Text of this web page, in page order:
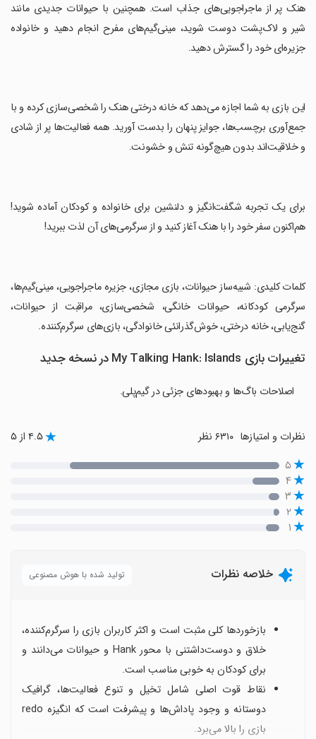
هنک پر از ماجراجویی‌های جذاب است. همچنین با حیوانات جدیدی مانند
شیر و لاک‌پشت دوست شوید، مینی‌گیم‌های مفرح انجام دهید و خانواده
جزیره‌ای خود را گسترش دهید.
‏این بازی به شما اجازه می‌دهد که خانه درختی هنک را شخصی‌سازی کرده و با
جمع‌آوری برچسب‌ها، جوایز پنهان را بدست آورید. همه فعالیت‌ها پر از شادی
و خلاقیت‌اند بدون هیچ‌گونه تنش و خشونت.
‏برای یک تجربه شگفت‌انگیز و دلنشین برای خانواده و کودکان آماده شوید!
هم‌اکنون سفر خود را با هنک آغاز کنید و از سرگرمی‌های آن لذت ببرید!
‏کلمات کلیدی: شبیه‌ساز حیوانات، بازی مجازی، جزیره ماجراجویی، مینی‌گیم‌ها،
سرگرمی کودکانه، حیوانات خانگی، شخصی‌سازی، مراقبت از حیوانات،
گنج‌یابی، خانه درختی، خوش‌گذرانئی خانوادگی، بازی‌های سرگرم‌کننده.
تغییرات بازی My Talking Hank: Islands در نسخه جدید
اصلاحات باگ‌ها و بهبودهای جزئی در گیم‌پلی.
نظرات و امتیازها ۴.۵ از ۵
۵
۴
۳
۲
۱
خلاصه نظرات تولید شده با هوش مصنوعی
بازخوردها کلی مثبت است و اکثر کاربران بازی را سرگرم‌کننده،
خلاق و دوست‌داشتنی با محور Hank و حیوانات می‌دانند و
برای کودکان به خوبی مناسب است.
نقاط قوت اصلی شامل تخیل و تنوع فعالیت‌ها، گرافیک
دوستانه و وجود پاداش‌ها و پیشرفت است که انگیزه redo
بازی را بالا می‌برد.